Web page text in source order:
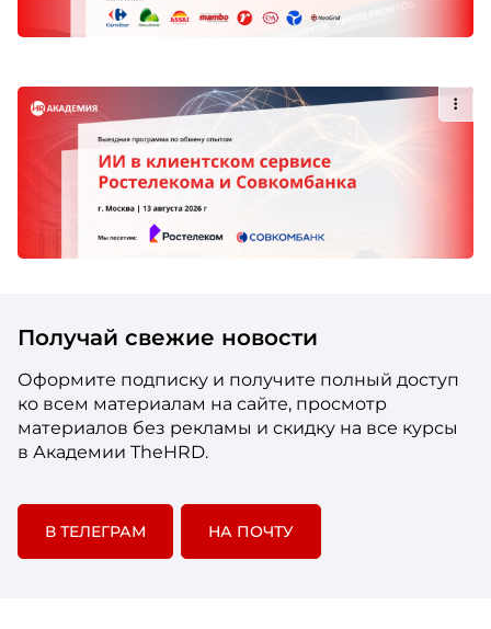
Получай свежие новости
Оформите подписку и получите полный доступ
ко всем материалам на сайте, просмотр
материалов без рекламы и скидку на все курсы
в Академии TheHRD.
В ТЕЛЕГРАМ НА ПОЧТУ